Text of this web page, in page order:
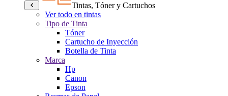
Tintas, Tóner y Cartuchos
Ver todo en tintas
Tipo de Tinta
Tóner
Cartucho de Inyección
Botella de Tinta
Marca
Hp
Canon
Epson